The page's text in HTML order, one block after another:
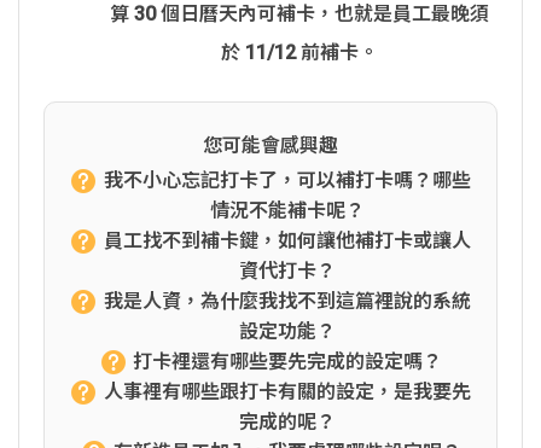
算 30 個日曆天內可補卡，也就是員工最晚須
於 11/12 前補卡。
您可能會感興趣
我不小心忘記打卡了，可以補打卡嗎？哪些
情況不能補卡呢？
員工找不到補卡鍵，如何讓他補打卡或讓人
資代打卡？
我是人資，為什麼我找不到這篇裡說的系統
設定功能？
打卡裡還有哪些要先完成的設定嗎？
人事裡有哪些跟打卡有關的設定，是我要先
完成的呢？